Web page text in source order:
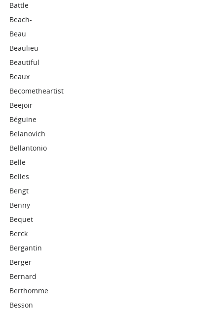
Battle
Beach-
Beau
Beaulieu
Beautiful
Beaux
Becometheartist
Beejoir
Béguine
Belanovich
Bellantonio
Belle
Belles
Bengt
Benny
Bequet
Berck
Bergantin
Berger
Bernard
Berthomme
Besson